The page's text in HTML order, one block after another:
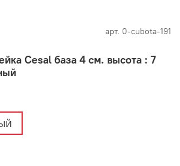
арт. 0-cubota-191
Cesal база 4 см. высота : 7